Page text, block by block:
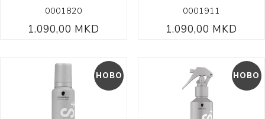
0001820
1.090,00 MKD
0001911
1.090,00 MKD
НОВО НОВО